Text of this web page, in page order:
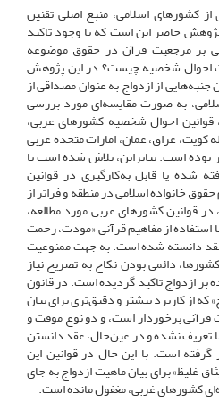
کشورهای اسلامی، منبع اصلی تقنین
حاضر این است که با وجود تاکید
بر مرجعیت قرآن در حقوق موضوعه
احوال شخصیه چیست؟ در این پژوهش
از ازدواج به عنوان مصداقی از
به صورت مقایسه‌ای مورد بررسی
قوانین احوال شخصیه کشورهای عربی،
کویت، عراق، عمان، امارات متحده عربی
بوده است. بنابراین، تلاش شده است با
شده یا قابل به‌کارگیری در قوانین
خانواده اسلامی در منطقه و فراتر از
قوانین کشورهای عربی مورد مطالعه،
استفاده از مفاهیم قرآنی «مودت، رحمت
دانسته شده است. به جهت ممنوعیت
دائمی بودن نکاح به تصریح نیاز
بر ازدواج تاکید گردیده است. در قانون
که از کاربرد بیشتر و دقیق‌تری برای بیان
برخوردار است، و دو نوع موقت و
تعریف نشده و در عین‌حال، عقد دانستن
است. با این حال در قوانین این
غلیظ» برای بیان ماهیت ازدواج به جای
کشورهای غربی، مغفول مانده است.